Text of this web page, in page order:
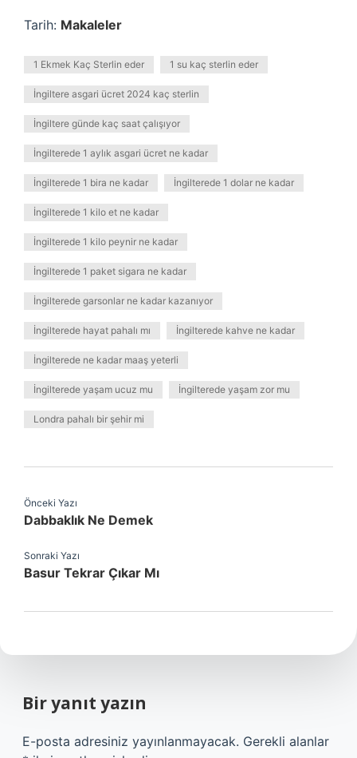
Tarih: Makaleler
1 Ekmek Kaç Sterlin eder 1 su kaç sterlin eder
İngiltere asgari ücret 2024 kaç sterlin
İngiltere günde kaç saat çalışıyor
İngilterede 1 aylık asgari ücret ne kadar
İngilterede 1 bira ne kadar İngilterede 1 dolar ne kadar
İngilterede 1 kilo et ne kadar
İngilterede 1 kilo peynir ne kadar
İngilterede 1 paket sigara ne kadar
İngilterede garsonlar ne kadar kazanıyor
İngilterede hayat pahalı mı İngilterede kahve ne kadar
İngilterede ne kadar maaş yeterli
İngilterede yaşam ucuz mu İngilterede yaşam zor mu
Londra pahalı bir şehir mi
Önceki Yazı
Dabbaklık Ne Demek
Sonraki Yazı
Basur Tekrar Çıkar Mı
Bir yanıt yazın
E-posta adresiniz yayınlanmayacak. Gerekli alanlar